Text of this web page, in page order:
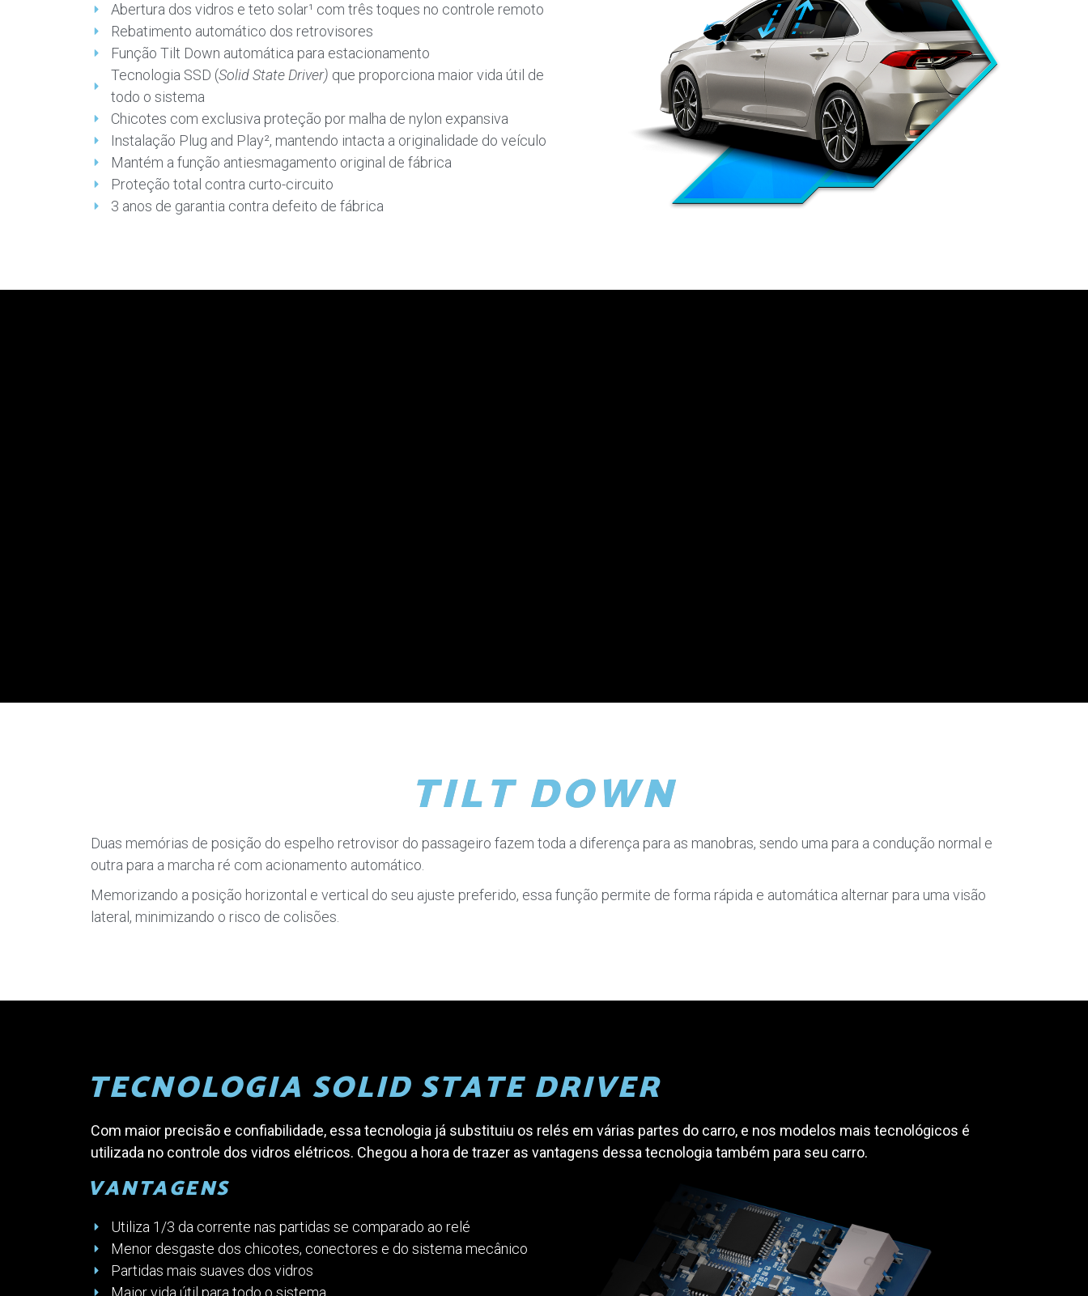
Abertura dos vidros e teto solar¹ com três toques no controle remoto
Rebatimento automático dos retrovisores
Função Tilt Down automática para estacionamento
Tecnologia SSD (Solid State Driver) que proporciona maior vida útil de
todo o sistema
Chicotes com exclusiva proteção por malha de nylon expansiva
Instalação Plug and Play², mantendo intacta a originalidade do veículo
Mantém a função antiesmagamento original de fábrica
Proteção total contra curto-circuito
3 anos de garantia contra defeito de fábrica
TILT DOWN
Duas memórias de posição do espelho retrovisor do passageiro fazem toda a diferença para as manobras, sendo uma para a condução normal e
outra para a marcha ré com acionamento automático.
Memorizando a posição horizontal e vertical do seu ajuste preferido, essa função permite de forma rápida e automática alternar para uma visão
lateral, minimizando o risco de colisões.
TECNOLOGIA SOLID STATE DRIVER
Com maior precisão e confiabilidade, essa tecnologia já substituiu os relés em várias partes do carro, e nos modelos mais tecnológicos é
utilizada no controle dos vidros elétricos. Chegou a hora de trazer as vantagens dessa tecnologia também para seu carro.
VANTAGENS
Utiliza 1/3 da corrente nas partidas se comparado ao relé
Menor desgaste dos chicotes, conectores e do sistema mecânico
Partidas mais suaves dos vidros
Maior vida útil para todo o sistema